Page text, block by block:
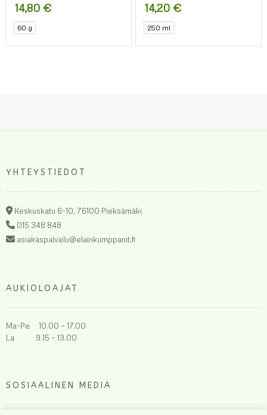
14,80 €
60 g
14,20 €
250 ml
YHTEYSTIEDOT
Keskuskatu 6-10, 76100 Pieksämäki
015 348 848
asiakaspalvelu@elainkumppanit.fi
AUKIOLOAJAT
Ma-Pe 10.00 – 17.00
La 9.15 – 13.00
SOSIAALINEN MEDIA